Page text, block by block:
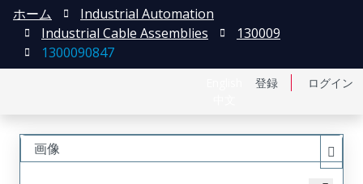
登録 ログイン
ホーム
Industrial Automation
Industrial Cable Assemblies
130009
1300090847
画像